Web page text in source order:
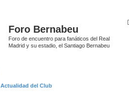
Foro Bernabeu
Foro de encuentro para fanáticos del Real
Madrid y su estadio, el Santiago Bernabeu
Actualidad del Club